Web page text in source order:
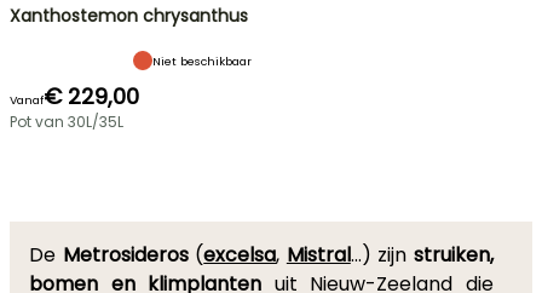
Xanthostemon chrysanthus
Niet beschikbaar
Vanaf€ 229,00
Pot van 30L/35L
De Metrosideros(excelsa, Mistral…) zijnstruiken,
bomen en klimplanten uit Nieuw-Zeeland die